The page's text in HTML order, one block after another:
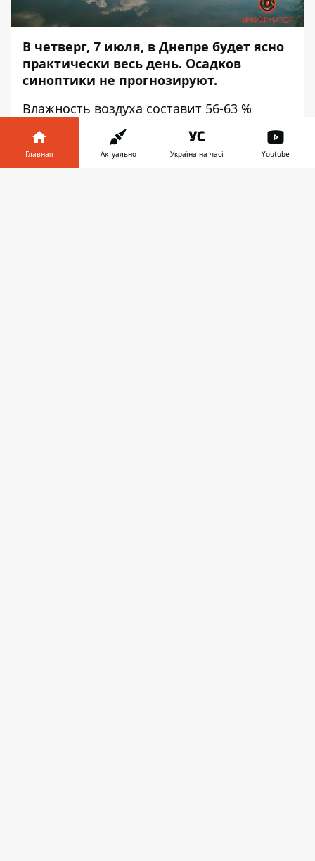
В четверг, 7 июля, в Днепре будет ясно
практически весь день. Осадков
синоптики не прогнозируют.
Влажность воздуха составит 56-63 %
ночью, 22-36 % на протяжении дня и 22-34
% — вечером. Об этом
сообщает
Информатор
со ссылкой
Главная Актуально Україна на часі Youtube